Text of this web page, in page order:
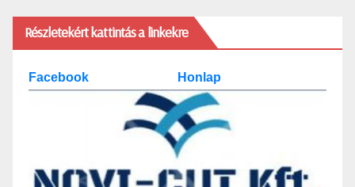
Részletekért kattintás a linkekre
Facebook Honlap